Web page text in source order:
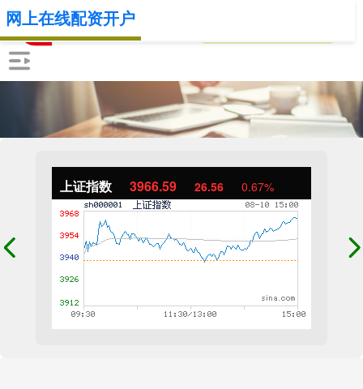
上证指数 3966.59 26.56 0.67%
网上在线配资开户